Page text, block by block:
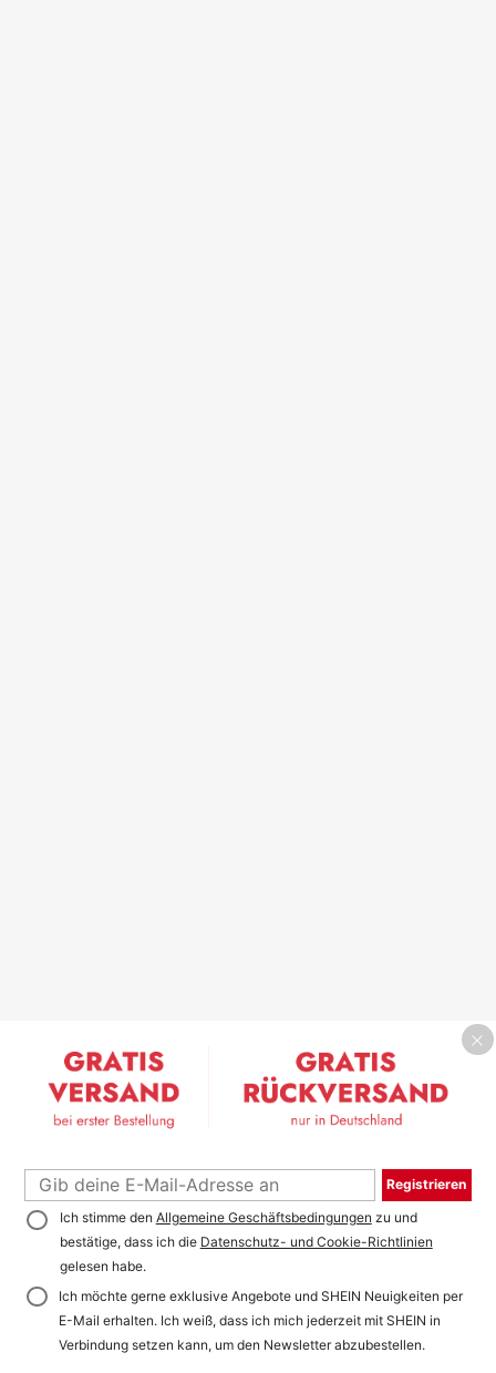
Registrieren
Ich stimme den Allgemeine Geschäftsbedingungen zu und
bestätige, dass ich die Datenschutz- und Cookie-Richtlinien
gelesen habe.
Ich möchte gerne exklusive Angebote und SHEIN Neuigkeiten per
E-Mail erhalten. Ich weiß, dass ich mich jederzeit mit SHEIN in
Verbindung setzen kann, um den Newsletter abzubestellen.